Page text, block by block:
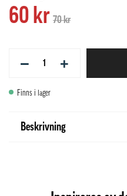
60 kr 70 kr
− +
Finns i lager
Beskrivning